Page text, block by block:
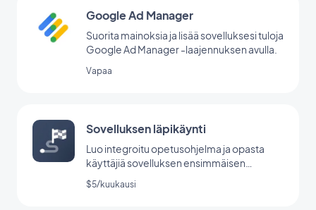
Google Ad Manager
Suorita mainoksia ja lisää sovelluksesi tuloja
Google Ad Manager -laajennuksen avulla.
Vapaa
Sovelluksen läpikäynti
Luo integroitu opetusohjelma ja opasta
käyttäjiä sovelluksen ensimmäisen
käynnistyksen aikana.
$5/kuukausi